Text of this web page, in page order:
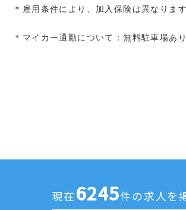
＊雇用条件により、加入保険は異なります
＊マイカー通勤について：無料駐車場あり
現在6245件の求人を